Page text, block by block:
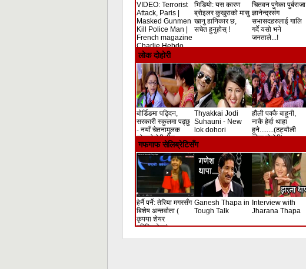
VIDEO: Terrorist
Attack, Paris |
Masked Gunmen
Kill Police Man |
French magazine
Charlie Hebdo
Shooting
भिडियो: यस कारण
ब्रोइलर कुखुराको मासु
खानु हानिकार छ,
सचेत हुनुहोस् !
चितवन पुगेका पुर्बराजा
ज्ञानेन्द्रसंग
सभासदहरुलाई गालि
गर्देे यसो भने
जनताले...!
लोक दोहोरी
बोर्डिङमा पढ्दिन,
सरकारी स्कुलमा पढ्छु
- नयाँ चेतनामुलक
लोकदोहोरी गीत
Thyakkai Jodi
Suhauni - New
lok dohori
हौंली पक्कै बाहुनी,
नाकै हेर्दा थाहा
हुने........(ठट्यौली
लोक दोहोरी)
गफगाफ सेलिब्रेटिसँग
हेर्नै पर्ने: तेरिया मगरसँग
बिशेष अन्तर्वाता (
कृपया शेयर
गरिदिनुहोला)
Ganesh Thapa in
Tough Talk
Interview with
Jharana Thapa